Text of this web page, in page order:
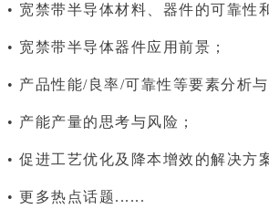
• 宽禁带半导体材料、器件的可靠性
• 宽禁带半导体器件应用前景；
• 产品性能/良率/可靠性等要素分析与
• 产能产量的思考与风险；
• 促进工艺优化及降本增效的解决方
• 更多热点话题......